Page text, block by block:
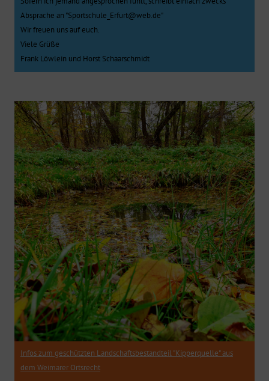
Absprache an "Sportschule_Erfurt@web.de"
Wir freuen uns auf euch.
Viele Grüße
Frank Löwlein und Horst Schaarschmidt
Infos zum geschützten Landschaftsbestandteil "Kipperquelle" aus
dem Weimarer Ortsrecht